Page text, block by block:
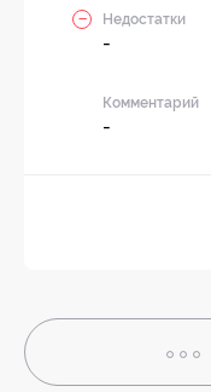
Недостатки
-
Комментарий
-